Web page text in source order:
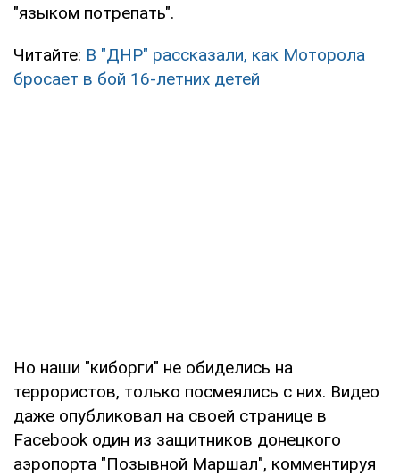
"языком потрепать".
Читайте: В "ДНР" рассказали, как Моторола
бросает в бой 16-летних детей
Но наши "киборги" не обиделись на
террористов, только посмеялись с них. Видео
даже опубликовал на своей странице в
Facebook один из защитников донецкого
аэропорта "Позывной Маршал", комментируя